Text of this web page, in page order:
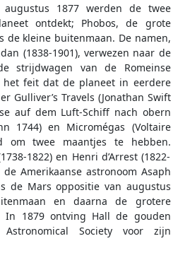
1877 werden de twee
ontdekt; Phobos, de grote
de kleine buitenmaan. De namen,
(1838-1901), verwezen naar de
strijdwagen van de Romeinse
het feit dat de planeet in eerdere
Gulliver’s Travels (Jonathan Swift
auf dem Luft-Schiff nach obern
1744) en Micromégas (Voltaire
om twee maantjes te hebben.
1822) en Henri d’Arrest (1822-
Amerikaanse astronoom Asaph
de Mars oppositie van augustus
en daarna de grotere
In 1879 ontving Hall de gouden
Society voor zijn